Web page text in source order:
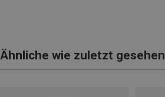
Ähnliche wie zuletzt gesehen